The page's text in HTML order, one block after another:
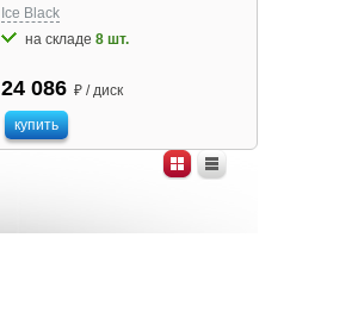
Ice Black
на складе8 шт.
24 086 ₽ / диск
купить